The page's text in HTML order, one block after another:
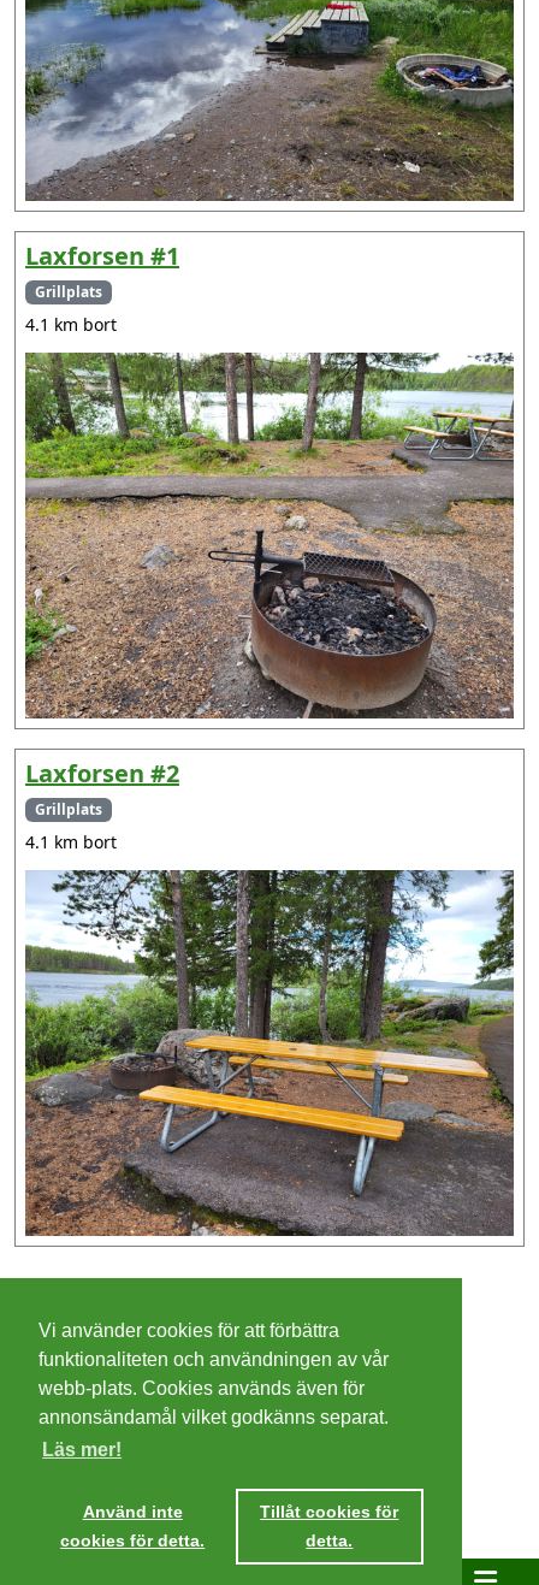
Laxforsen #1
Grillplats
4.1 km bort
Laxforsen #2
Grillplats
4.1 km bort
Ta mig dit
Cookies
Integritetspolicy
Villkor
Vi använder cookies för att förbättra
funktionaliteten och användningen av vår
webb-plats. Cookies används även för
annonsändamål vilket godkänns separat.
Läs mer!
Använd inte
cookies för detta.
Tillåt cookies för
detta.